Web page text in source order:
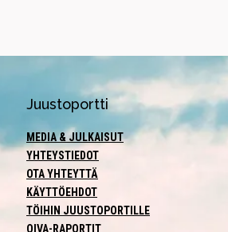
Juustoportti
MEDIA & JULKAISUT
YHTEYSTIEDOT
OTA YHTEYTTÄ
KÄYTTÖEHDOT
TÖIHIN JUUSTOPORTILLE
OIVA-RAPORTIT